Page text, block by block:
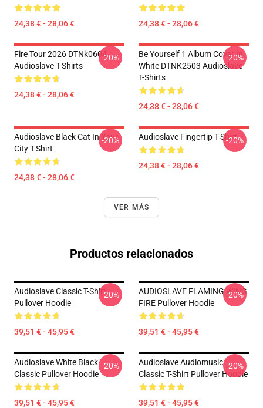
24,38 € - 28,06 € 24,38 € - 28,06 €
Fire Tour 2026 DTNk0604
Audioslave T-Shirts
24,38 € - 28,06 €
-20%
Be Yourself 1 Album Cover In
White DTNK2503 Audioslave
T-Shirts
24,38 € - 28,06 €
-20%
Audioslave Black Cat In Your
City T-Shirt
24,38 € - 28,06 €
-20% Audioslave Fingertip T-Shirt
24,38 € - 28,06 €
-20%
VER MÁS
Productos relacionados
Audioslave Classic T-Shirt
Pullover Hoodie
39,51 € - 45,95 €
-20%
AUDIOSLAVE FLAMING WING
FIRE Pullover Hoodie
39,51 € - 45,95 €
-20%
Audioslave White Black
Classic Pullover Hoodie
39,51 € - 45,95 €
-20%
Audioslave Audiomusic
Classic T-Shirt Pullover Hoodie
39,51 € - 45,95 €
-20%